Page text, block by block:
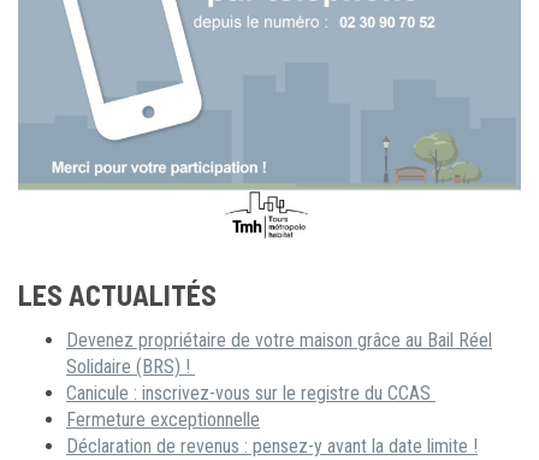
LES ACTUALITÉS
Devenez propriétaire de votre maison grâce au Bail Réel
Solidaire (BRS) !
Canicule : inscrivez-vous sur le registre du CCAS
Fermeture exceptionnelle
Déclaration de revenus : pensez-y avant la date limite !